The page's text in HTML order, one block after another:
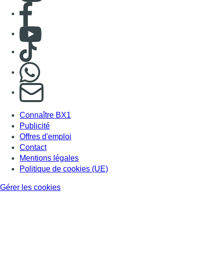
Consulter page Facebook
Consulter Youtube
Consulter TikTok
S'abonner à notre newsletter
Connaître BX1
Publicité
Offres d'emploi
Contact
Mentions légales
Politique de cookies (UE)
Gérer les cookies